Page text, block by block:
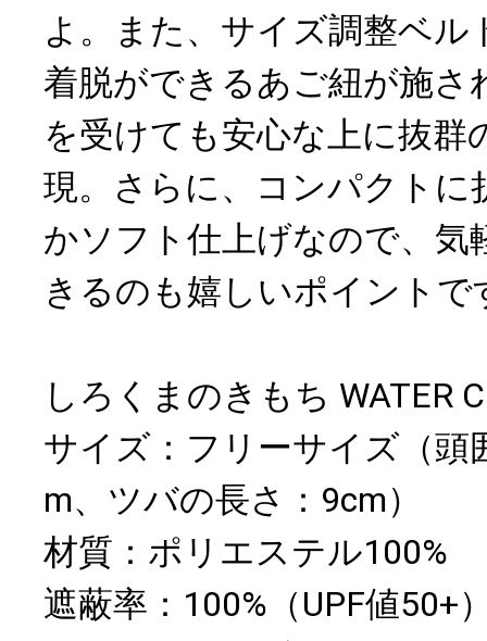
よ。また、サイズ調整ベ
着脱ができるあご紐が施さ
を受けても安心な上に抜群
現。さらに、コンパクトに
かソフト仕上げなので、気
きるのも嬉しいポイントで
しろくまのきもち WATER
サイズ：フリーサイズ（頭
m、ツバの長さ：9cm）
材質：ポリエステル100%
遮蔽率：100%（UPF値50+